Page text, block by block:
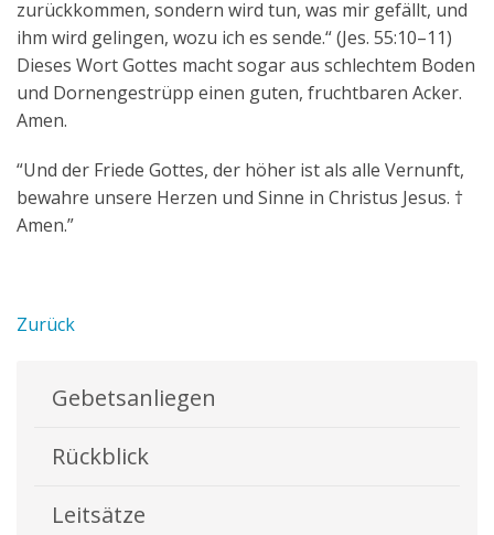
zurückkommen, sondern wird tun, was mir gefällt, und
ihm wird gelingen, wozu ich es sende.“ (Jes. 55:10–11)
Dieses Wort Gottes macht sogar aus schlechtem Boden
und Dornengestrüpp einen guten, fruchtbaren Acker.
Amen.
“Und der Friede Gottes, der höher ist als alle Vernunft,
bewahre unsere Herzen und Sinne in Christus Jesus. †
Amen.”
Zurück
Gebetsanliegen
Rückblick
Leitsätze